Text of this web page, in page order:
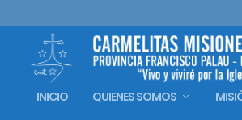
INICIO QUIENES SOMOS